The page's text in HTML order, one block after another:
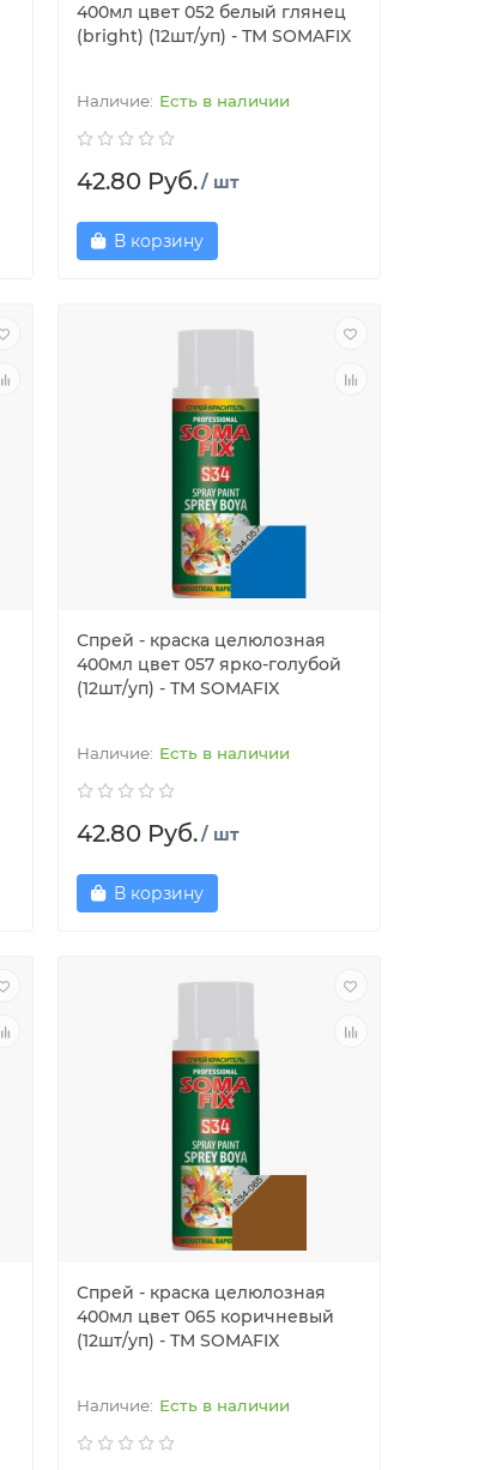
400мл цвет 052 белый глянец
(bright) (12шт/уп) - ТМ SOMAFIX
Есть в наличии
42.80 Руб./ шт
В корзину
Спрей - краска целюлозная
400мл цвет 057 ярко-голубой
(12шт/уп) - ТМ SOMAFIX
Есть в наличии
42.80 Руб./ шт
В корзину
Спрей - краска целюлозная
400мл цвет 065 коричневый
(12шт/уп) - ТМ SOMAFIX
Есть в наличии